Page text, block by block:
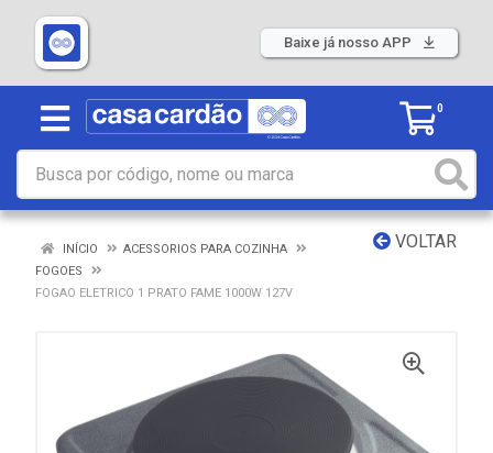
Baixe já nosso APP
0
VOLTAR
INÍCIO
ACESSORIOS PARA COZINHA
FOGOES
FOGAO ELETRICO 1 PRATO FAME 1000W 127V